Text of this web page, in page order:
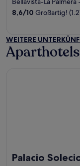
of
8,6/10 Großartig!
WEITERE
Palacio